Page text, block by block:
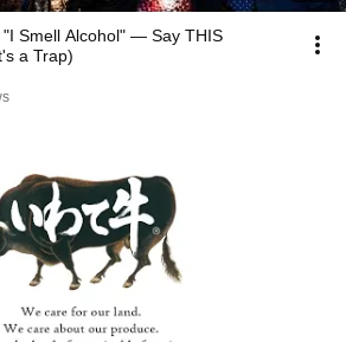
"I Smell Alcohol" — Say THIS
a Trap)